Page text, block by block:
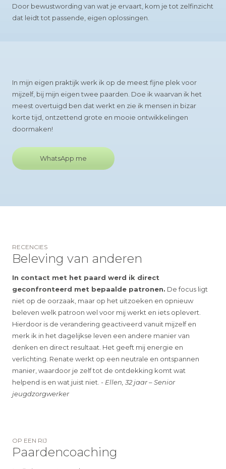
Door bewustwording van wat je ervaart, kom je tot zelfinzicht
dat leidt tot passende, eigen oplossingen.
In mijn eigen praktijk werk ik op de meest fijne plek voor
mijzelf, bij mijn eigen twee paarden. Doe ik waarvan ik het
meest overtuigd ben dat werkt en zie ik mensen in bizar
korte tijd, ontzettend grote en mooie ontwikkelingen
doormaken!
WhatsApp me
RECENCIES
Beleving van anderen
In contact met het paard werd ik direct
geconfronteerd met bepaalde patronen. De focus ligt
niet op de oorzaak, maar op het uitzoeken en opnieuw
beleven welk patroon wel voor mij werkt en iets oplevert.
Hierdoor is de verandering geactiveerd vanuit mijzelf en
merk ik in het dagelijkse leven een andere manier van
denken en direct resultaat. Het geeft mij energie en
verlichting. Renate werkt op een neutrale en ontspannen
manier, waardoor je zelf tot de ontdekking komt wat
helpend is en wat juist niet. Ellen, 32 jaar – Senior
jeugdzorgwerker
OP EEN RIJ
Paardencoaching